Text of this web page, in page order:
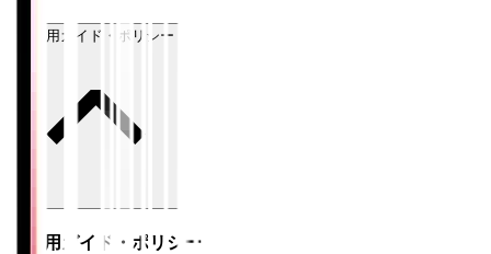
ご利用ガイド・ポリシー
ご利用ガイド・ポリシー